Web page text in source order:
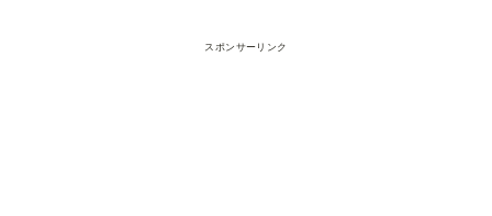
スポンサーリンク